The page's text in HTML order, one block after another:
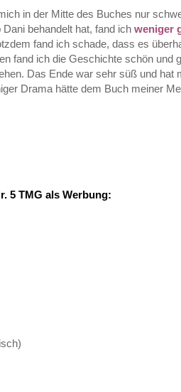
in der Mitte des Buches nur
behandelt hat, fand ich weniger
fand ich schade, dass es
fand ich die Geschichte schön und
Das Ende war sehr süß und hat
Drama hätte dem Buch meiner
5 TMG als Werbung: